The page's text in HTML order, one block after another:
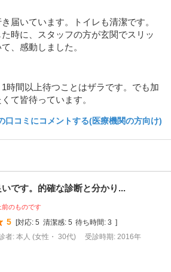
届いています。トイレも清潔です。
時に、スタッフの方が玄関でスリッ
、感動しました。
時間以上待つことはザラです。でも加
て皆待っています。
口コミにコメントする(医療機関の方向け)
です。的確な診断と分かり...
前のものです
5 対応: 5 清潔感: 5 待ち時間: 3
者: 本人 (女性・ 30代) 受診時期: 2016年